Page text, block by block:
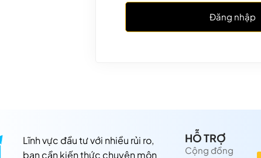
Đăng nhập
Lĩnh vực đầu tư với nhiều rủi ro,
bạn cần kiến thức chuyên môn
HỖ TRỢ
Cộng đồng